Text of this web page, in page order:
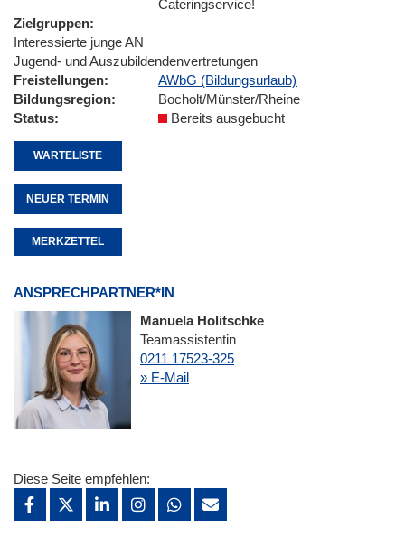
Cateringservice!
Zielgruppen
Interessierte junge AN
Jugend- und Auszubildendenvertretungen
Freistellungen
AWbG (Bildungsurlaub)
Bildungsregion
Bocholt/Münster/Rheine
Status
Bereits ausgebucht
WARTELISTE
NEUER TERMIN
MERKZETTEL
ANSPRECHPARTNER*IN
Manuela Holitschke
Teamassistentin
0211 17523-325
» E-Mail
Diese Seite empfehlen: